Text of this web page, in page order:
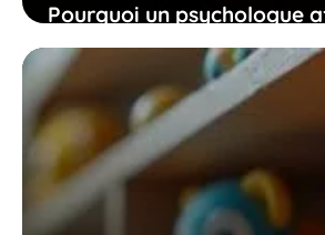
Pourquoi un psychologue
le désordre dans votre
neuf responsabilités que
à gérer
23 décembre 2025